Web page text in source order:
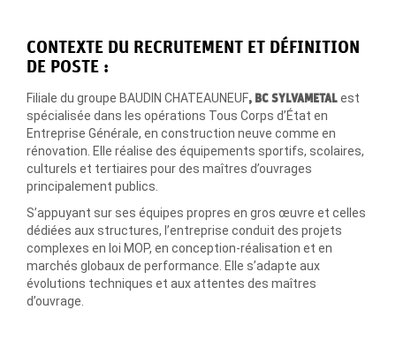
MÉDIATHÈQUE
CARRIÈRES
CONTEXTE DU RECRUTEMENT ET DÉFINITION
DE POSTE :
Filiale du groupe BAUDIN CHATEAUNEUF, BC SYLVAMETALest
spécialisée dans les opérations Tous Corps d’État en
Entreprise Générale, en construction neuve comme en
rénovation. Elle réalise des équipements sportifs, scolaires,
culturels et tertiaires pour des maîtres d’ouvrages
principalement publics.
S’appuyant sur ses équipes propres en gros œuvre et celles
dédiées aux structures, l’entreprise conduit des projets
complexes en loi MOP, en conception-réalisation et en
marchés globaux de performance. Elle s’adapte aux
évolutions techniques et aux attentes des maîtres
d’ouvrage.